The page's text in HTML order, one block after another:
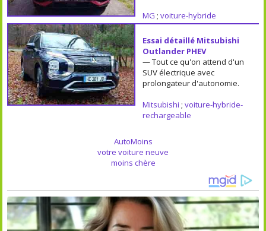
MG ; voiture-hybride
Essai détaillé Mitsubishi
Outlander PHEV
— Tout ce qu'on attend d'un
SUV électrique avec
prolongateur d'autonomie.
Mitsubishi ; voiture-hybride-
rechargeable
AutoMoins
votre voiture neuve
moins chère